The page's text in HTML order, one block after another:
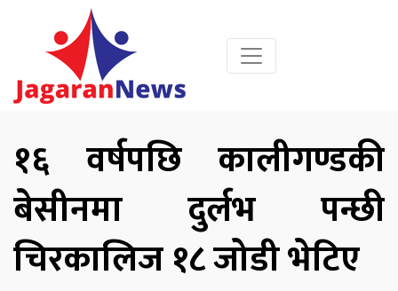
१६ वर्षपछि कालीगण्डकी
बेसीनमा दुर्लभ पन्छी
चिरकालिज १८ जोडी भेटिए